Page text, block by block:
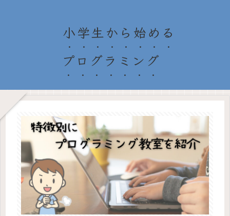
小学生から始める
プログラミング